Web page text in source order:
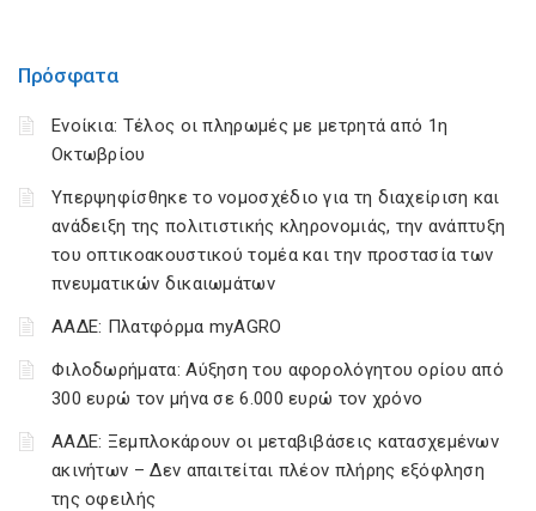
Πρόσφατα
Ενοίκια: Τέλος οι πληρωμές με μετρητά από 1η
Οκτωβρίου
Υπερψηφίσθηκε το νομοσχέδιο για τη διαχείριση και
ανάδειξη της πολιτιστικής κληρονομιάς, την ανάπτυξη
του οπτικοακουστικού τομέα και την προστασία των
πνευματικών δικαιωμάτων
ΑΑΔΕ: Πλατφόρμα myAGRO
Φιλοδωρήματα: Αύξηση του αφορολόγητου ορίου από
300 ευρώ τον μήνα σε 6.000 ευρώ τον χρόνο
ΑΑΔΕ: Ξεμπλοκάρουν οι μεταβιβάσεις κατασχεμένων
ακινήτων – Δεν απαιτείται πλέον πλήρης εξόφληση
της οφειλής